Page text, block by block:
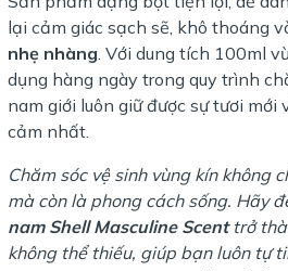
lại cảm giác sạch sẽ, khô thoáng
nhẹ nhàng. Với dung tích 100ml
dụng hàng ngày trong quy trình
nam giới luôn giữ được sự tươi mới
cảm nhất.
Chăm sóc vệ sinh vùng kín không
mà còn là phong cách sống. Hãy
nam Shell Masculine Scenttrở
không thể thiếu, giúp bạn luôn tự